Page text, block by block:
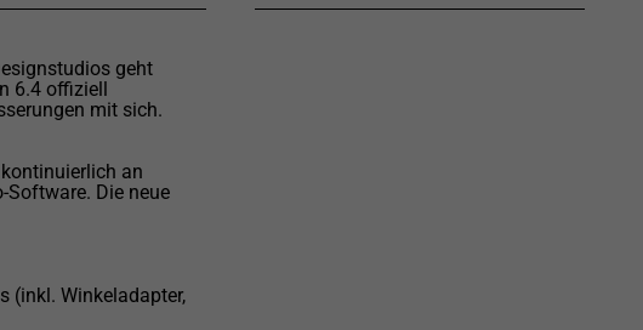
geht
6.4 offiziell
mit sich.
an
Software. Die neue
(inkl. Winkeladapter,